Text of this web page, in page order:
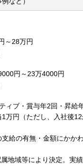
～28万円
円～23万4000円
ィブ・賞与年2回・昇給
万円（ただし、入社後
給の有無・金額にかか
地域等により決定。実